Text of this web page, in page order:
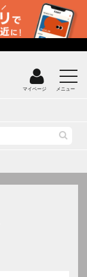
マイページ メニュー